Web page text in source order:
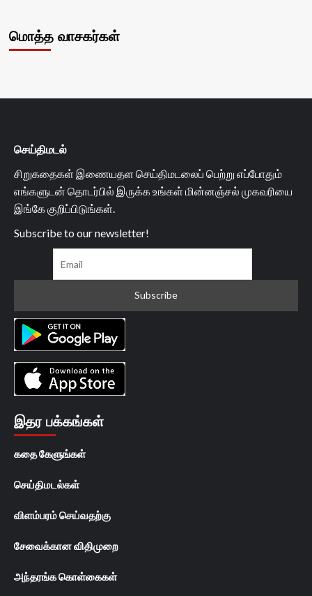
மொத்த வாசகர்கள்
செய்திமடல்
சிறுகதைகள் இணையதள செய்திமடலைப் பெற்று எப்போதும்
எங்களுடன் தொடர்பில் இருக்க உங்கள் மின்னஞ்சல் முகவரியை
இங்கே குறிப்பிடுங்கள்.
Subscribe to our newsletter!
இதர பக்கங்கள்
கதை கேளுங்கள்
செய்திமடல்கள்
விளம்பரம் செய்வதற்கு
சேவைக்கான விதிமுறை
அந்தரங்க கொள்கைகள்